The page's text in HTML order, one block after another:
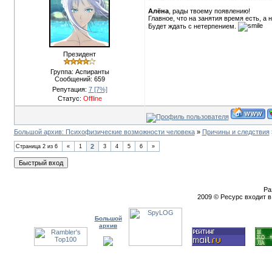
Президент
Группа: Аспиранты
Сообщений: 659
Репутация: 7 [7%]
Статус: Offline
Алёна, рады твоему появлению!
Главное, что на занятия время есть, а
Будет ждать с нетерпением.
Большой архив: Психофизические возможности человека» Причины и следствия
Страница 2из 6 « 1 2 3 4 5 6 »
2009 © Ресурс входит
Большой
архив